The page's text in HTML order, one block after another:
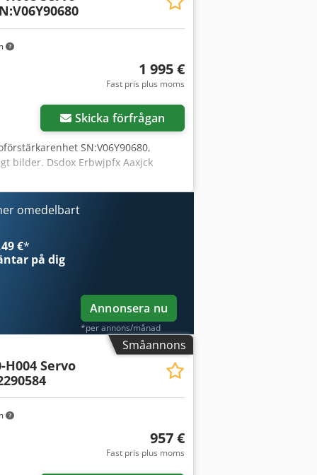
IPG-laser, MAX Photonics,
1 995 €
Fast pris plus moms
Skicka förfrågan
SN:V06Y90680,
bilder. Dsdox Erbwjpfx Aaxjck
omedelbart
€*
på dig
Annonsera nu
*per annons/månad
Småannons
H004 Servo
957 €
Fast pris plus moms